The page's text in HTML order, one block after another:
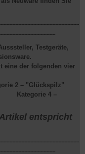
Testgeräte,
eine der folgenden vier
2 – "Glückspilz"
Kategorie 4 –
entspricht